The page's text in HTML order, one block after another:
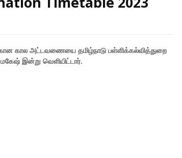
கால அட்டவணையை தமிழ்நாடு பள்ளிக்கல்வித்துறை
இன்று வெளியிட்டார்.